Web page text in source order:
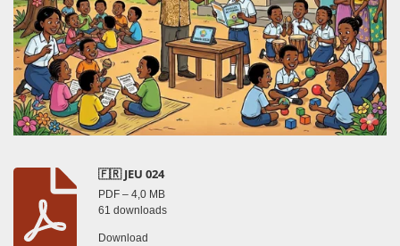
🇫🇷 JEU 024
PDF – 4,0 MB
61 downloads
Download